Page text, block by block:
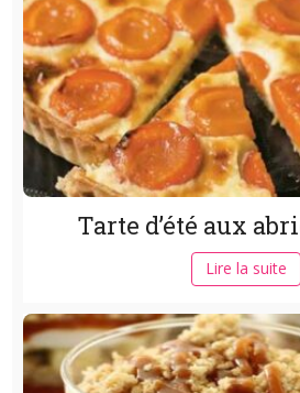
Tarte d’été aux
Lire la suite